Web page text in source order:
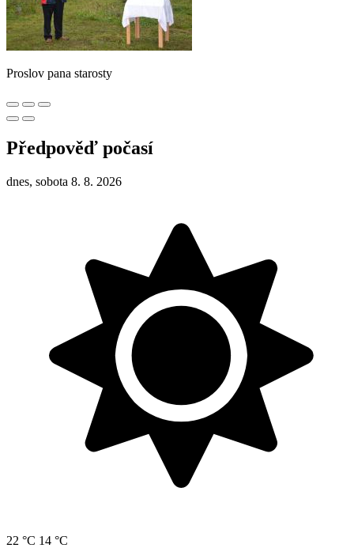
Proslov pana starosty
Předpověď počasí
dnes, sobota 8. 8. 2026
22 °C 14 °C